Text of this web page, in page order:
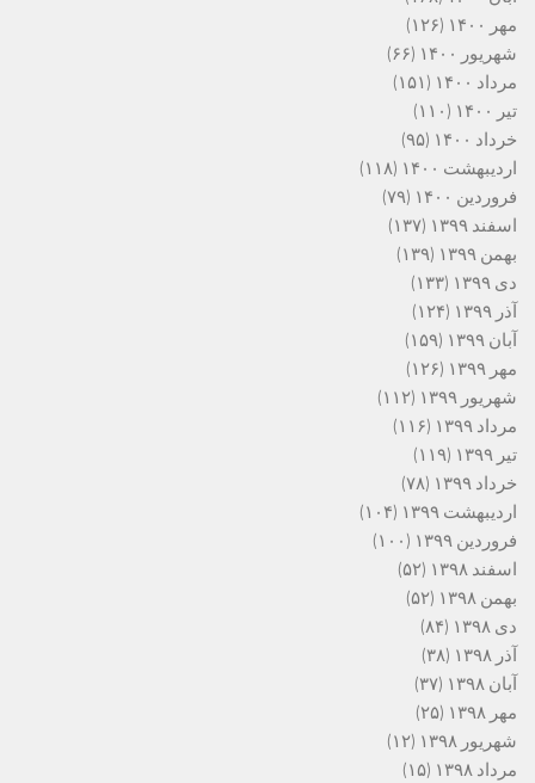
مهر ۱۴۰۰
(۱۲۶)
شهریور ۱۴۰۰
(۶۶)
مرداد ۱۴۰۰
(۱۵۱)
تیر ۱۴۰۰
(۱۱۰)
خرداد ۱۴۰۰
(۹۵)
اردیبهشت ۱۴۰۰
(۱۱۸)
فروردین ۱۴۰۰
(۷۹)
اسفند ۱۳۹۹
(۱۳۷)
بهمن ۱۳۹۹
(۱۳۹)
دی ۱۳۹۹
(۱۳۳)
آذر ۱۳۹۹
(۱۲۴)
آبان ۱۳۹۹
(۱۵۹)
مهر ۱۳۹۹
(۱۲۶)
شهریور ۱۳۹۹
(۱۱۲)
مرداد ۱۳۹۹
(۱۱۶)
تیر ۱۳۹۹
(۱۱۹)
خرداد ۱۳۹۹
(۷۸)
اردیبهشت ۱۳۹۹
(۱۰۴)
فروردین ۱۳۹۹
(۱۰۰)
اسفند ۱۳۹۸
(۵۲)
بهمن ۱۳۹۸
(۵۲)
دی ۱۳۹۸
(۸۴)
آذر ۱۳۹۸
(۳۸)
آبان ۱۳۹۸
(۳۷)
مهر ۱۳۹۸
(۲۵)
شهریور ۱۳۹۸
(۱۲)
مرداد ۱۳۹۸
(۱۵)